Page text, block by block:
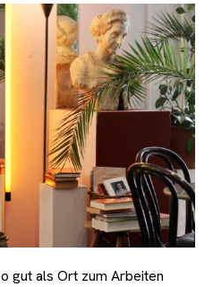
gut als Ort zum Arbeiten